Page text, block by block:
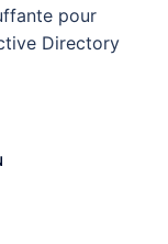
pour
Directory